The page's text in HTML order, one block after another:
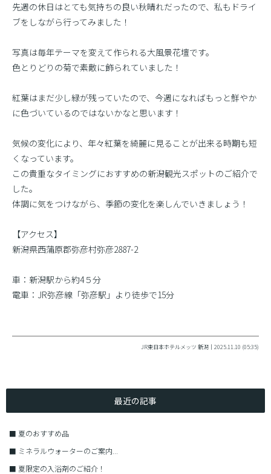
先週の休日はとても気持ちの良い秋晴れだったので、私もドライ
ブをしながら行ってみました！
写真は毎年テーマを変えて作られる大風景花壇です。
色とりどりの菊で素敵に飾られていました！
紅葉はまだ少し緑が残っていたので、今週になればもっと鮮やか
に色づいているのではないかなと思います！
気候の変化により、年々紅葉を綺麗に見ることが出来る時期も短
くなっています。
この貴重なタイミングにおすすめの新潟観光スポットのご紹介で
した。
体調に気をつけながら、季節の変化を楽しんでいきましょう！
【アクセス】
新潟県西蒲原郡弥彦村弥彦2887-2
車：新潟駅から約4５分
電車：JR弥彦線「弥彦駅」より徒歩で15分
JR東日本ホテルメッツ 新潟｜2025.11.10 (05:35)
最近の記事
■ 夏のおすすめ品
■ ミネラルウォーターのご案内...
■ 夏限定の入浴剤のご紹介！